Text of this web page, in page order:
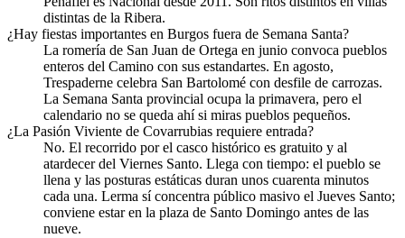
distintas de la Ribera.
¿Hay fiestas importantes en Burgos fuera de Semana Santa?
La romería de San Juan de Ortega en junio convoca pueblos
enteros del Camino con sus estandartes. En agosto,
Trespaderne celebra San Bartolomé con desfile de carrozas.
La Semana Santa provincial ocupa la primavera, pero el
calendario no se queda ahí si miras pueblos pequeños.
¿La Pasión Viviente de Covarrubias requiere entrada?
No. El recorrido por el casco histórico es gratuito y al
atardecer del Viernes Santo. Llega con tiempo: el pueblo se
llena y las posturas estáticas duran unos cuarenta minutos
cada una. Lerma sí concentra público masivo el Jueves Santo;
conviene estar en la plaza de Santo Domingo antes de las
nueve.